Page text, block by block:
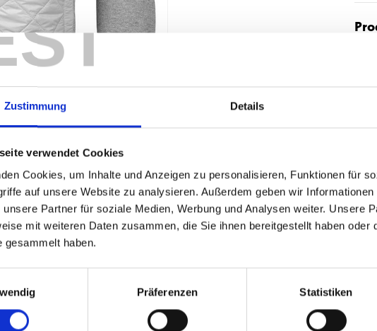
Zustimmung Details
verwendet Cookies
Cookies, um Inhalte und Anzeigen zu personalisieren, Funktionen für
auf unsere Website zu analysieren. Außerdem geben wir
unsere Partner für soziale Medien, Werbung und Analysen weiter. Unsere
mit weiteren Daten zusammen, die Sie ihnen bereitgestellt haben oder
gesammelt haben.
Präferenzen Statistiken
ÄHNLICHE PRODUKTE
Shirt Meenzer Mädche Damen
34,95 €
Zip Jacke 1905 Herren